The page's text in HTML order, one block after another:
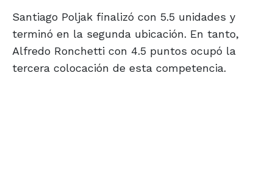
Santiago Poljak finalizó con 5.5 unidades y
terminó en la segunda ubicación. En tanto,
Alfredo Ronchetti con 4.5 puntos ocupó la
tercera colocación de esta competencia.